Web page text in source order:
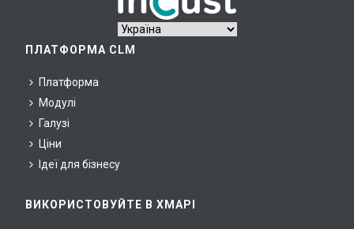
ПЛАТФОРМА CLM
Платформа
Модулі
Галузі
Ціни
Ідеї для бізнесу
ВИКОРИСТОВУЙТЕ В ХМАРІ